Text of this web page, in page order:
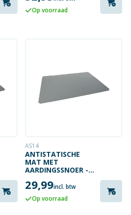
Op voorraad
AS14
ANTISTATISCHE
MAT MET
AARDINGSSNOER -
29,99incl. btw
Op voorraad